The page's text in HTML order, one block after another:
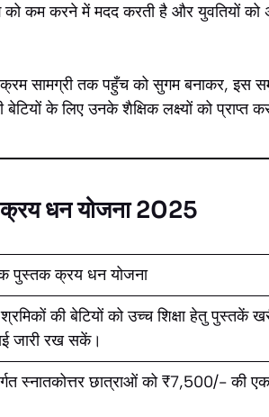
को कम करने में मदद करती है और युवतियों
सामग्री तक पहुँच को सुगम बनाकर, इस
बेटियों के लिए उनके शैक्षिक लक्ष्यों को प्राप्त
क्रय धन योजना 2025
पुस्तक क्रय धन योजना
श्रमिकों की बेटियों को उच्च शिक्षा हेतु पुस्तकें
जारी रख सकें।
स्नातकोत्तर छात्राओं को ₹7,500/- की